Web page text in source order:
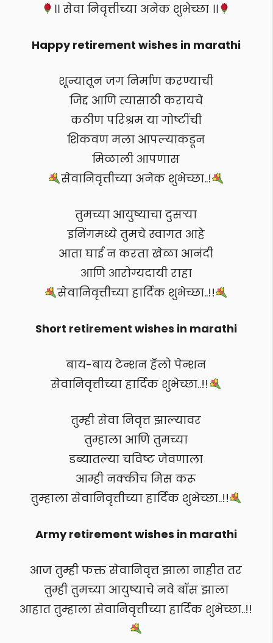
।। सेवा निवृत्तीच्या अनेक शुभेच्छा ।।
Happy retirement wishes in marathi
शून्यातून जग निर्माण करण्याची
जिद्द आणि त्यासाठी करायचे
कठीण परिश्रम या गोष्टींची
शिकवण मला आपल्याकडून
मिळाली आपणास
सेवानिवृत्तीच्या अनेक शुभेच्छा..!
तुमच्या आयुष्याचा दुसऱ्या
इनिंगमध्ये तुमचे स्वागत आहे
आता घाई न करता खेळा आनंदी
आणि आरोग्यदायी राहा
सेवानिवृत्तीच्या हार्दिक शुभेच्छा..!!
Short retirement wishes in marathi
बाय-बाय टेन्शन हॅलो पेन्शन
सेवानिवृत्तीच्या हार्दिक शुभेच्छा..!!
तुम्ही सेवा निवृत्त झाल्यावर
तुम्हाला आणि तुमच्या
डब्यातल्या चविष्ट जेवणाला
आम्ही नक्कीच मिस करू
तुम्हाला सेवानिवृत्तीच्या हार्दिक शुभेच्छा..!!
Army retirement wishes in marathi
आज तुम्ही फक्त सेवानिवृत्त झाला नाहीत तर
तुम्ही तुमच्या आयुष्याचे नवे बॉस झाला
आहात तुम्हाला सेवानिवृत्तीच्या हार्दिक शुभेच्छा..!!